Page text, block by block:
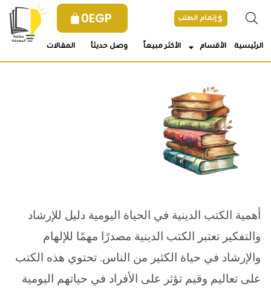
0EGP إتمام الطلب
الرئيسية الأقسام الأكثر مبيعاً وصل حديثأ المقالات
أهمية الكتب الدينية في الحياة اليومية دليل للإرشاد
والتفكير تعتبر الكتب الدينية مصدرًا مهمًا للإلهام
والإرشاد في حياة الكثير من الناس. تحتوي هذه الكتب
على تعاليم وقيم تؤثر على الأفراد في حياتهم اليومية